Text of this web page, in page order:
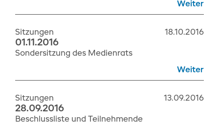
Weiter
Sitzungen 18.10.2016
01.11.2016
Sondersitzung des Medienrats
Weiter
Sitzungen 13.09.2016
28.09.2016
Beschlussliste und Teilnehmende